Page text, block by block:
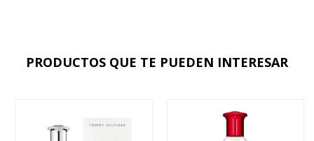
PRODUCTOS QUE TE PUEDEN INTERESAR